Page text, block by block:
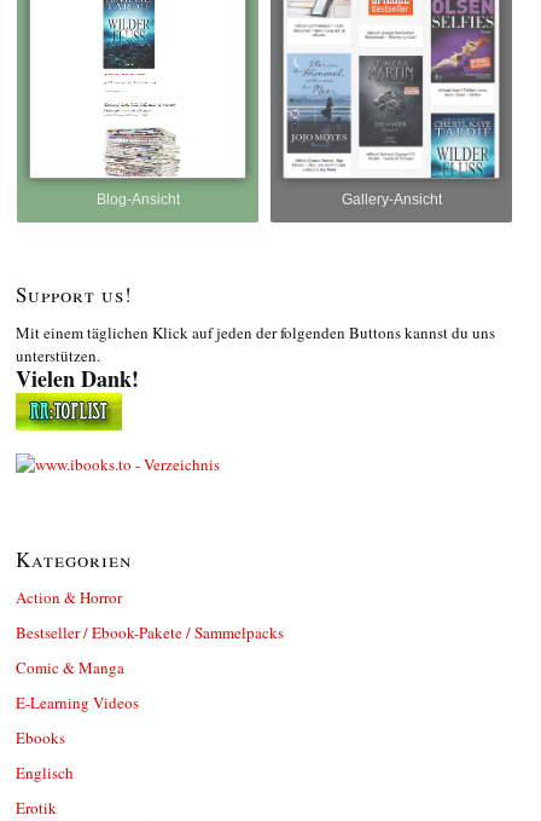
Blog-Ansicht Gallery-Ansicht
Support us!
Mit einem täglichen Klick auf jeden der folgenden Buttons kannst du uns
unterstützen.
Vielen Dank!
Kategorien
Action & Horror
Bestseller / Ebook-Pakete / Sammelpacks
Comic & Manga
E-Learning Videos
Ebooks
Englisch
Erotik